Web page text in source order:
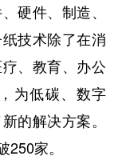
硬件、制造、
技术除了在消
、教育、办公
为低碳、数字
的解决方案。
家。